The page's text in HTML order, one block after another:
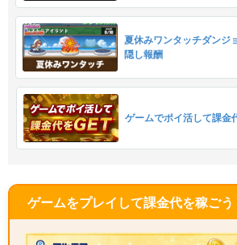
夏休みワンタッチダンジ
隠し報酬
ゲームでポイ活して課金
ゲームをプレイして課金代を稼ごう